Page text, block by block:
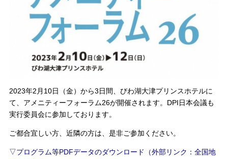
2023年2月10日（金）から3日間、びわ湖大津プリンスホテルに
て、アメニティーフォーラム26が開催されます。DPI日本会議も
実行委員会に参加しております。
ご都合宜しい方、近隣の方は、是非ご参加ください。
▽プログラム等PDFデータのダウンロード（外部リンク：全国地